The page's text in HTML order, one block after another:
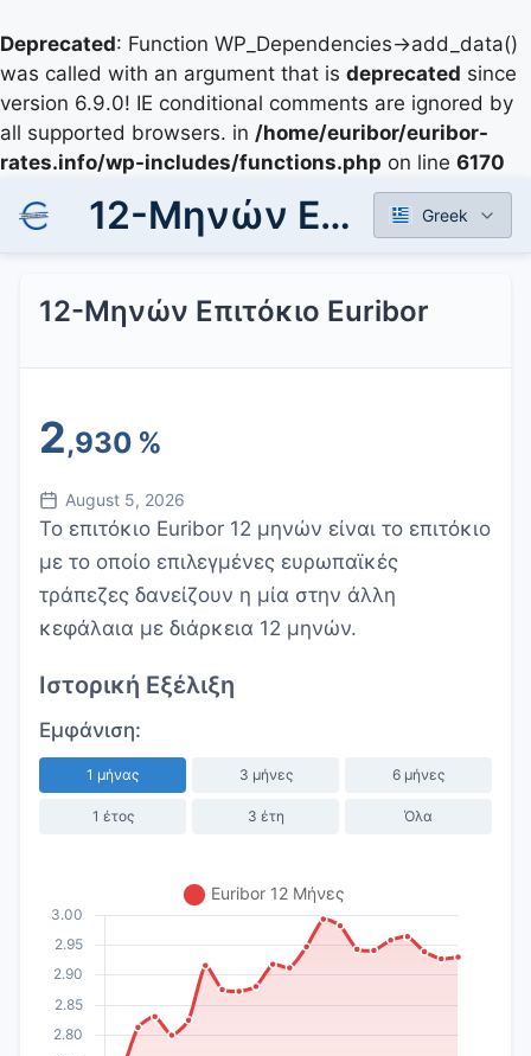
Deprecated: Function WP_Dependencies->add_data()
was called with an argument that is deprecated since
version 6.9.0! IE conditional comments are ignored by
all supported browsers. in /home/euribor/euribor-
rates.info/wp-includes/functions.php on line 6170
12-Μηνών Επιτόκιο Euribor Greek
12-Μηνών Επιτόκιο Euribor
2,930 %
August 5, 2026
Το επιτόκιο Euribor 12 μηνών είναι το επιτόκιο
με το οποίο επιλεγμένες ευρωπαϊκές
τράπεζες δανείζουν η μία στην άλλη
κεφάλαια με διάρκεια 12 μηνών.
Ιστορική Εξέλιξη
Εμφάνιση:
1 μήνας 3 μήνες 6 μήνες
1 έτος 3 έτη Όλα